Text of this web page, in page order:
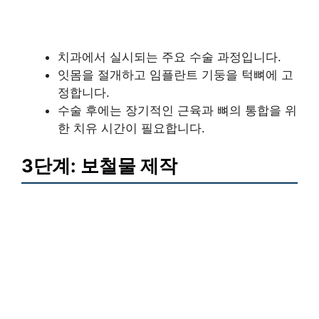
치과에서 실시되는 주요 수술 과정입니다.
잇몸을 절개하고 임플란트 기둥을 턱뼈에 고
정합니다.
수술 후에는 장기적인 근육과 뼈의 통합을 위
한 치유 시간이 필요합니다.
3단계: 보철물 제작